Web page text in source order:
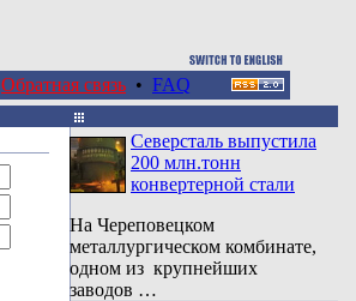
Обратная связь • FAQ
Северсталь выпустила
200 млн.тонн
конвертерной стали
На Череповецком
металлургическом комбинате,
одном из крупнейших
заводов …